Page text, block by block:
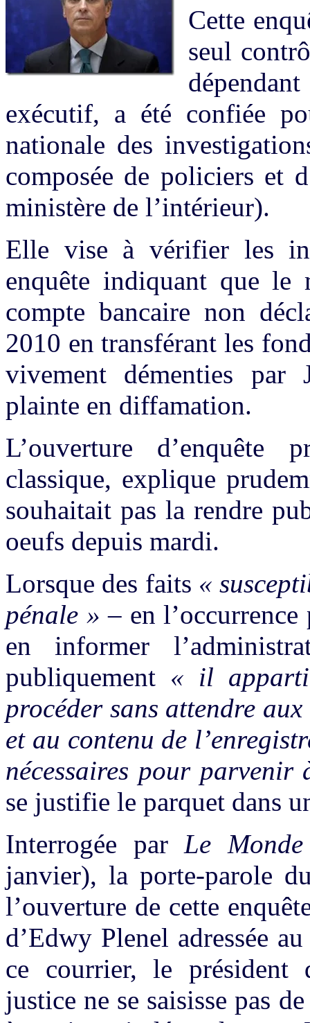
Cette
seul
exécutif, a été confiée
nationale des
composée de policiers et
ministère de l’intérieur).
Elle vise à vérifier les
enquête indiquant que
compte bancaire non
2010 en transférant les
vivement démenties par
plainte en diffamation.
L’ouverture d’enquête
classique, explique
souhaitait pas la rendre
oeufs depuis mardi.
Lorsque des faits «
pénale » – en l’occurrence
en informer
publiquement « il
procéder sans attendre
et au contenu de
nécessaires pour
se justifie le parquet dans
Interrogée parLe Monde
janvier), la porte-parole
l’ouverture de cette
d’Edwy Plenel adressée
ce courrier, le président
justice ne se saisisse pas